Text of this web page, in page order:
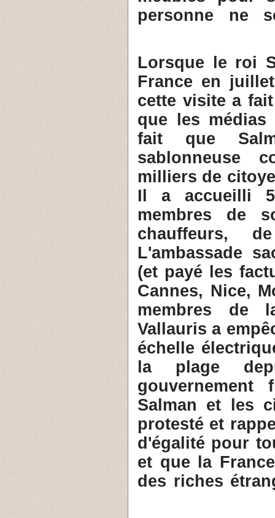
personne ne
4- Lorsque le
France en
cette visite a
que les
fait que
sablonneuse
milliers de
Il a accueilli
membres de
chauffeurs,
L'ambassade
(et payé les
Cannes, Nice,
membres de
Vallauris a
échelle
la plage
Salman et les
protesté et
d'égalité pour
et que la
des riches